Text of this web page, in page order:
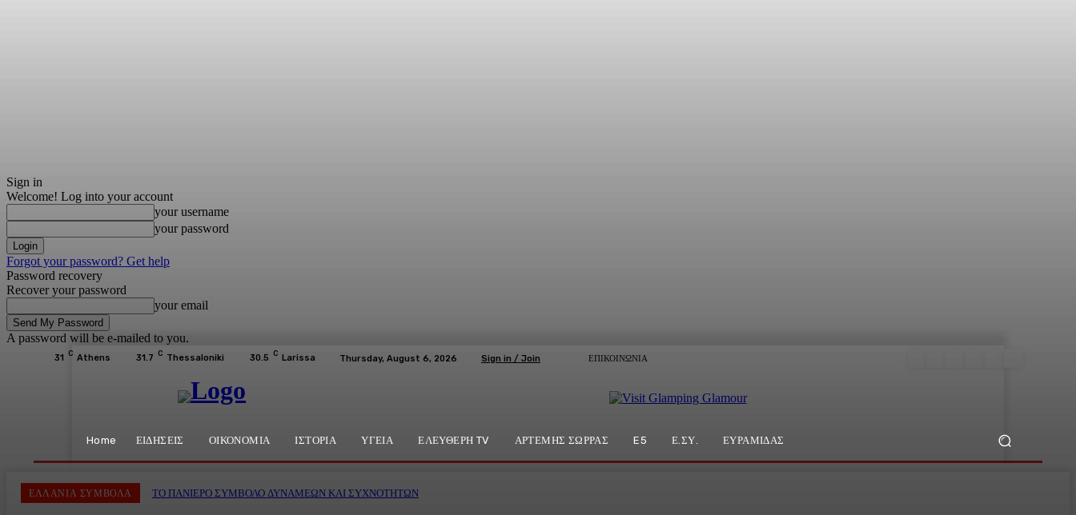
Sign in
Welcome! Log into your account
your username
your password
Forgot your password? Get help
Password recovery
Recover your password
your email
A password will be e-mailed to you.
31 C Athens 31.7 C Thessaloniki 30.5 C Larissa Thursday, August 6, 2026 Sign in / Join ΕΠΙΚΟΙΝΩΝΙΑ
Home ΕΙΔΗΣΕΙΣ ΟΙΚΟΝΟΜΙΑ ΙΣΤΟΡΙΑ ΥΓΕΙΑ ΕΛΕΥΘΕΡΗ TV ΑΡΤΕΜΗΣ ΣΩΡΡΑΣ E5 Ε.ΣΥ. ΕΥΡΑΜΙΔΑΣ
ΕΛΛΑΝΙΑ ΣΥΜΒΟΛΑ ΤΟ ΠΑΝΙΕΡΟ ΣΥΜΒΟΛΟ ΔΥΝΑΜΕΩΝ ΚΑΙ ΣΥΧΝΟΤΗΤΩΝ